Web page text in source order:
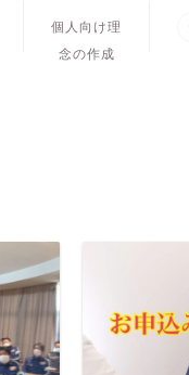
個人向け理
念の作成